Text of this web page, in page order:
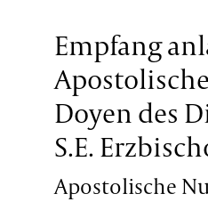
Empfang
Doyen des
S.E.
Apostolische